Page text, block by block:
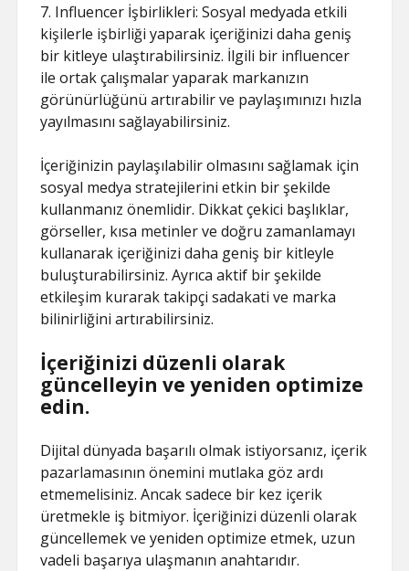
7. Influencer İşbirlikleri: Sosyal medyada etkili
kişilerle işbirliği yaparak içeriğinizi daha geniş
bir kitleye ulaştırabilirsiniz. İlgili bir influencer
ile ortak çalışmalar yaparak markanızın
görünürlüğünü artırabilir ve paylaşımınızı hızla
yayılmasını sağlayabilirsiniz.
İçeriğinizin paylaşılabilir olmasını sağlamak için
sosyal medya stratejilerini etkin bir şekilde
kullanmanız önemlidir. Dikkat çekici başlıklar,
görseller, kısa metinler ve doğru zamanlamayı
kullanarak içeriğinizi daha geniş bir kitleyle
buluşturabilirsiniz. Ayrıca aktif bir şekilde
etkileşim kurarak takipçi sadakati ve marka
bilinirliğini artırabilirsiniz.
İçeriğinizi düzenli olarak
güncelleyin ve yeniden optimize
edin.
Dijital dünyada başarılı olmak istiyorsanız, içerik
pazarlamasının önemini mutlaka göz ardı
etmemelisiniz. Ancak sadece bir kez içerik
üretmekle iş bitmiyor. İçeriğinizi düzenli olarak
güncellemek ve yeniden optimize etmek, uzun
vadeli başarıya ulaşmanın anahtarıdır.